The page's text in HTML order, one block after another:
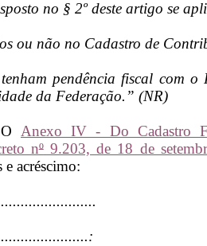
no § 2º deste artigo se
ou não no Cadastro de
pendência fiscal com o
da Federação.” (NR)
OAnexo IV - Do Cadastro
nº9.203, de 18 de
e acréscimo: